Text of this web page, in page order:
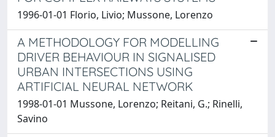
1996-01-01 Florio, Livio; Mussone, Lorenzo
A METHODOLOGY FOR MODELLING
DRIVER BEHAVIOUR IN SIGNALISED
URBAN INTERSECTIONS USING
ARTIFICIAL NEURAL NETWORK
1998-01-01 Mussone, Lorenzo; Reitani, G.; Rinelli,
Savino